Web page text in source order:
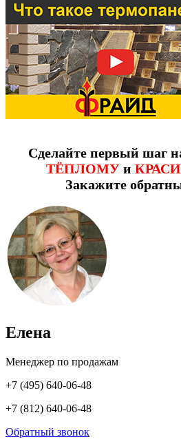
Сделайте первый шаг
ТЁПЛОМУи
Закажите
Елена
Менеджер по продажам
+7 (495) 640-06-48
+7 (812) 640-06-48
Обратный звонок